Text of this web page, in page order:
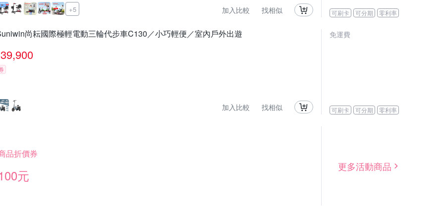
+5 加入比較 找相似 可刷卡 可分期 零利率
尚耘國際極輕電動三輪代步車C130／小巧輕便／室內戶外出遊
39,900
加入比較 找相似
免運費
可刷卡 可分期 零利率
品折價券
元
更多活動商品